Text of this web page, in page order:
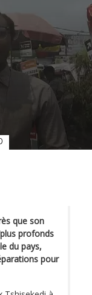
que son
profonds
du pays,
pour